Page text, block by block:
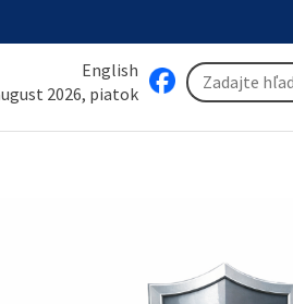
English
2026, piatok